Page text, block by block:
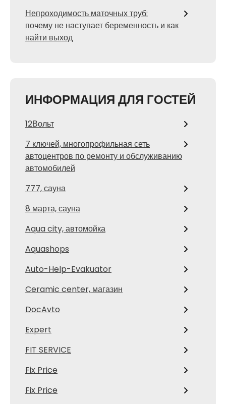
Непроходимость маточных труб:
почему не наступает беременность и как
найти выход
ИНФОРМАЦИЯ ДЛЯ ГОСТЕЙ
12Вольт
7 ключей, многопрофильная сеть
автоцентров по ремонту и обслуживанию
автомобилей
777, сауна
8 марта, сауна
Aqua city, автомойка
Aquashops
Auto-Help-Evakuator
Ceramic center, магазин
DocAvto
Expert
FIT SERVICE
Fix Price
Fix Price